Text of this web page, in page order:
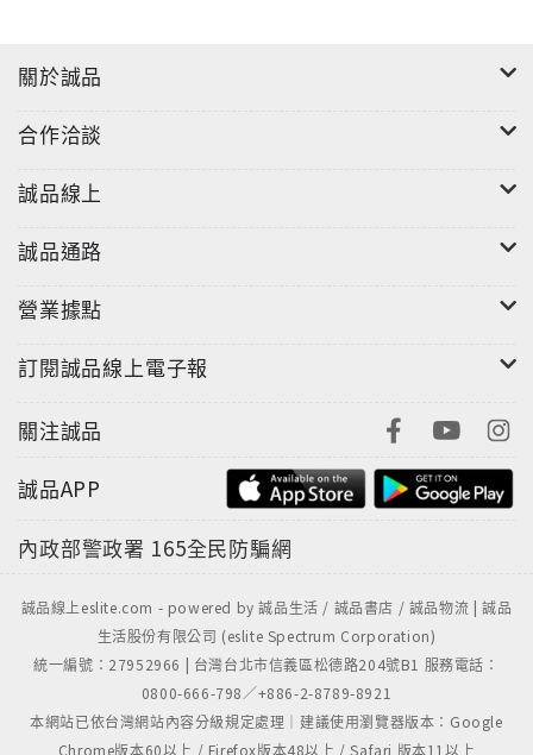
國立台東大學人文學院院長˙中華民國兒童文學學會理事
台北市立師範學院數學資訊教育學系副教授 李昆翰
台北市新湖國小校長 曾雪娥
迷漫畫五十年的人 洪德麟
台北市漫畫從業人員職業公會理事長 高永
羅愛風 / Na Aepung
刊登連載作品，為《鳥人》、《朋友》、《囉唆的老
計各種公仔娃娃，現職為馬夏漫畫學園講師。
關於誠品
合作洽談
誠品線上
誠品通路
營業據點
訂閱誠品線上電子報
關注誠品
誠品APP
內政部警政署 165全民防騙網
誠品線上eslite.com - powered by 誠品生活 / 誠品書店 / 誠品物流 | 誠品
生活股份有限公司 (eslite Spectrum Corporation)
統一編號：27952966 | 台灣台北市信義區松德路204號B1 服務電話：
0800-666-798／+886-2-8789-8921
本網站已依台灣網站內容分級規定處理｜建議使用瀏覽器版本：Google
Chrome版本60以上 / Firefox版本48以上 / Safari 版本11以上